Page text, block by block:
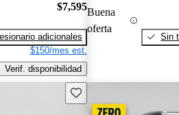
$7,595
adicionales
$150/mes est.
Verif. disponibilidad
Buena
oferta
Sin
Guarda este Aviso